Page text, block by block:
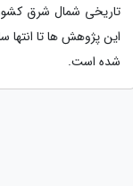
تاریخی شمال شرق
شده است.